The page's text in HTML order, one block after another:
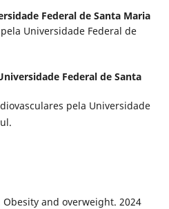
Federal de Santa Maria
Universidade Federal de
Federal de Santa
pela Universidade
and overweight. 2024